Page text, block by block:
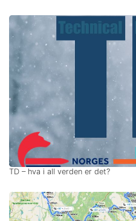
TD – hva i all verden er det?